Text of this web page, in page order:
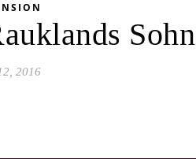
Sohn
2016